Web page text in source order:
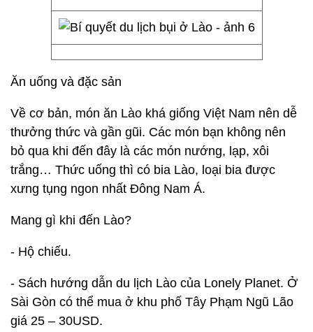
Ăn uống và đặc sản
Về cơ bản, món ăn Lào khá giống Việt Nam nên dễ
thưởng thức và gần gũi. Các món bạn không nên
bỏ qua khi đến đây là các món nướng, lạp, xôi
trắng… Thức uống thì có bia Lào, loại bia được
xưng tụng ngon nhất Đông Nam Á.
Mang gì khi đến Lào?
- Hộ chiếu.
- Sách hướng dẫn du lịch Lào của Lonely Planet. Ở
Sài Gòn có thể mua ở khu phố Tây Phạm Ngũ Lão
giá 25 – 30USD.